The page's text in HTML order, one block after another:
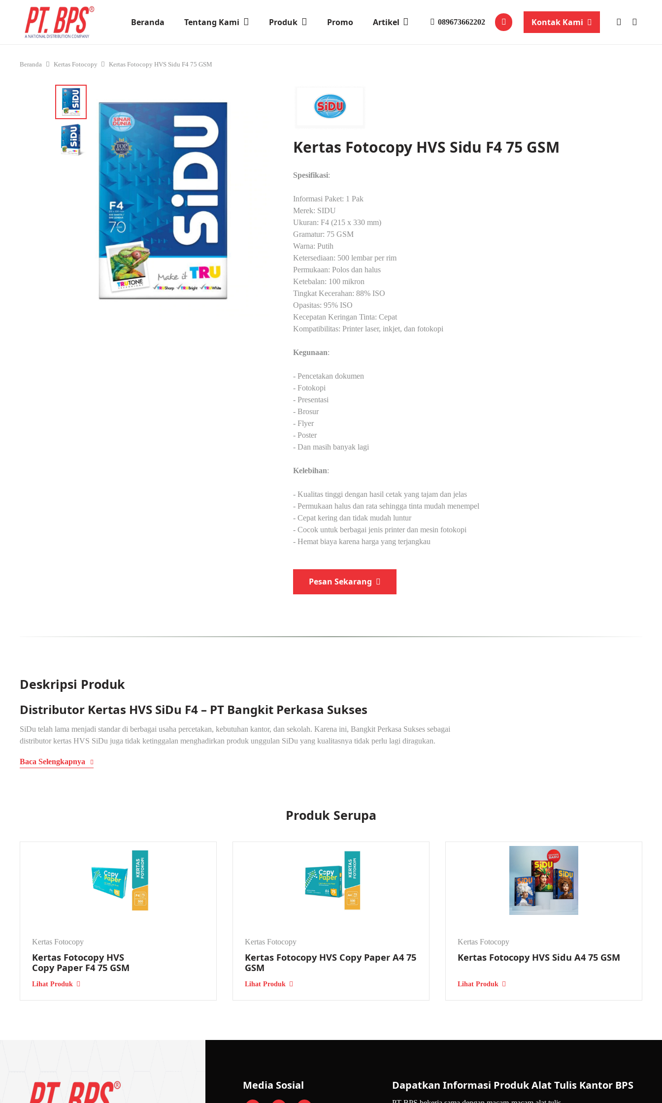
Beranda Tentang Kami Produk Promo Artikel 089673662202 Kontak Kami
Beranda Kertas Fotocopy Kertas Fotocopy HVS Sidu F4 75 GSM
Kertas Fotocopy HVS Sidu F4 75 GSM
Spesifikasi:
Informasi Paket: 1 Pak
Merek: SIDU
Ukuran: F4 (215 x 330 mm)
Gramatur: 75 GSM
Warna: Putih
Ketersediaan: 500 lembar per rim
Permukaan: Polos dan halus
Ketebalan: 100 mikron
Tingkat Kecerahan: 88% ISO
Opasitas: 95% ISO
Kecepatan Keringan Tinta: Cepat
Kompatibilitas: Printer laser, inkjet, dan fotokopi
Kegunaan:
- Pencetakan dokumen
- Fotokopi
- Presentasi
- Brosur
- Flyer
- Poster
- Dan masih banyak lagi
Kelebihan:
- Kualitas tinggi dengan hasil cetak yang tajam dan jelas
- Permukaan halus dan rata sehingga tinta mudah menempel
- Cepat kering dan tidak mudah luntur
- Cocok untuk berbagai jenis printer dan mesin fotokopi
- Hemat biaya karena harga yang terjangkau
Pesan Sekarang
Deskripsi Produk
Distributor Kertas HVS SiDu F4 – PT Bangkit Perkasa Sukses
SiDu telah lama menjadi standar di berbagai usaha percetakan, kebutuhan kantor, dan sekolah. Karena ini, Bangkit Perkasa Sukses sebagai
distributor kertas HVS SiDu juga tidak ketinggalan menghadirkan produk unggulan SiDu yang kualitasnya tidak perlu lagi diragukan.
Sebagai distributor resmi, kami hanya menyediakan produk original dengan kualitas terjamin.
Pengiriman Aman dan Cepat
Pengiriman produk dilakukan segera dengan armada tepercaya untuk mendukung barang tiba sesuai jadwal.
Respon Cepat
Keunggulan Kertas HVS SiDu F4
Baca Selengkapnya
Produk Serupa
Kertas Fotocopy
Kertas Fotocopy HVS
Copy Paper F4 75 GSM
Lihat Produk
Kertas Fotocopy
Kertas Fotocopy HVS Copy Paper A4 75
GSM
Lihat Produk
Kertas Fotocopy
Kertas Fotocopy HVS Sidu A4 75 GSM
Lihat Produk
Media Sosial Dapatkan Informasi Produk Alat Tulis Kantor BPS